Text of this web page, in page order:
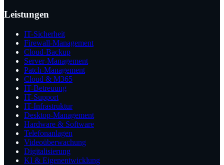
Leistungen
IT-Sicherheit
Firewall-Management
Cloud-Backup
Server-Management
Patch-Management
Cloud & M365
IT-Betreuung
IT-Support
IT-Infrastruktur
Desktop-Management
Hardware & Software
Telefonanlagen
Videoüberwachung
Digitalisierung
KI & Eigenentwicklung